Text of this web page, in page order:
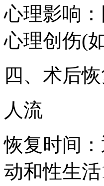
心理影响
心理创伤(
四、术后恢
人流
恢复时间
动和性生活